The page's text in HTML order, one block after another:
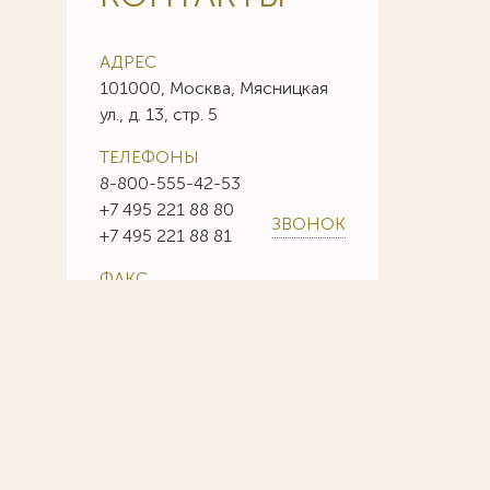
АДРЕС
101000, Москва, Мясницкая
ул., д. 13, стр. 5
ТЕЛЕФОНЫ
8-800-555-42-53
+7 495 221 88 80
+7 495 221 88 81
ЗВОНОК
ФАКС